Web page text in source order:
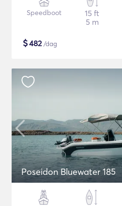
Speedboot
15 ft
5 m
$482/dag
Poseidon Bluewater 185